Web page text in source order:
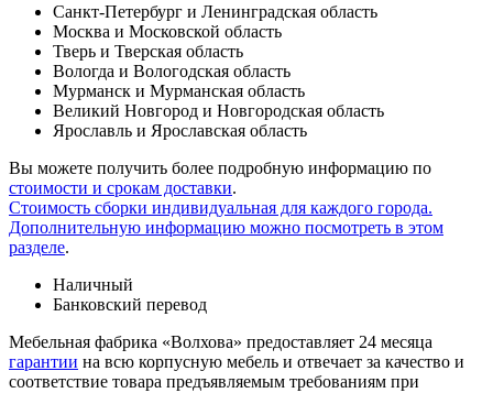
Санкт-Петербург и Ленинградская область
Москва и Московской область
Тверь и Тверская область
Вологда и Вологодская область
Мурманск и Мурманская область
Великий Новгород и Новгородская область
Ярославль и Ярославская область
Вы можете получить более подробную информацию по
стоимости и срокам доставки.
Стоимость сборки индивидуальная для каждого города.
Дополнительную информацию можно посмотреть в этом
разделе.
Наличный
Банковский перевод
Мебельная фабрика «Волхова» предоставляет 24 месяца
гарантии на всю корпусную мебель и отвечает за качество и
соответствие товара предъяв­ляе­мым требованиям при